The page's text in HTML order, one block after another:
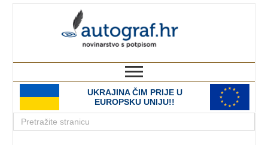
UKRAJINA ČIM PRIJE U
EUROPSKU UNIJU!!